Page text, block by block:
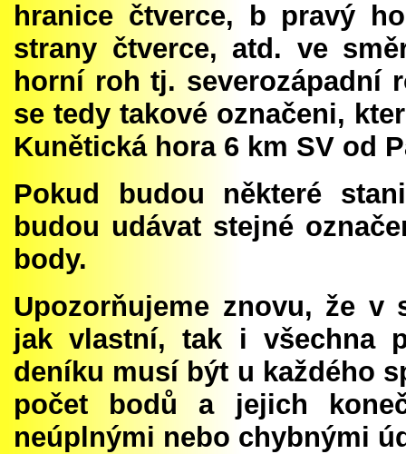
hranice čtverce, b pravý
strany čtverce, atd. ve
horní roh tj. severozápadní
se tedy takové označeni,
Kunětická hora 6 km SV od
Pokud budou některé
budou udávat stejné
body.
Upozorňujeme znovu, že v
jak vlastní, tak i všechna
deníku musí být u každého
počet bodů a jejich
neúplnými nebo chybnými